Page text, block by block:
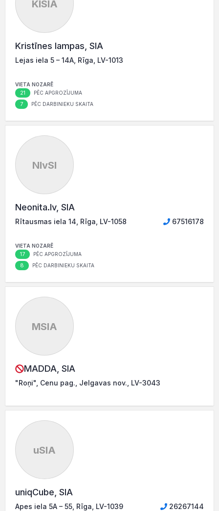
KlSIA
Kristīnes lampas, SIA
Lejas iela 5 – 14A, Rīga, LV-1013
VIETA NOZARĒ
21 PĒC APGROZĪJUMA
7 PĒC DARBINIEKU SKAITA
NlvSI
Neonita.lv, SIA
Rītausmas iela 14, Rīga, LV-1058 67516178
VIETA NOZARĒ
17 PĒC APGROZĪJUMA
8 PĒC DARBINIEKU SKAITA
MSIA
MADDA, SIA
"Roņi", Cenu pag., Jelgavas nov., LV-3043
uSIA
uniqCube, SIA
Apes iela 5A – 55, Rīga, LV-1039 26267144